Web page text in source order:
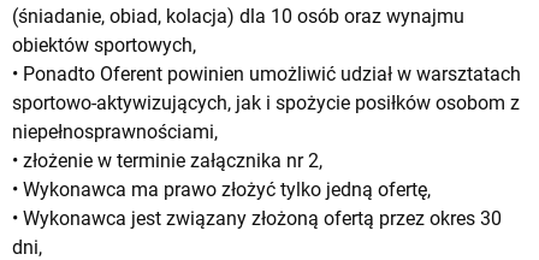
(śniadanie, obiad, kolacja) dla 10 osób oraz wynajmu
obiektów sportowych,
• Ponadto Oferent powinien umożliwić udział w warsztatach
sportowo-aktywizujących, jak i spożycie posiłków osobom z
niepełnosprawnościami,
• złożenie w terminie załącznika nr 2,
• Wykonawca ma prawo złożyć tylko jedną ofertę,
• Wykonawca jest związany złożoną ofertą przez okres 30
dni,